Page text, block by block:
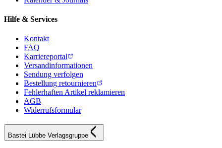
Hilfe & Services
Kontakt
FAQ
Karriereportal
Versandinformationen
Sendung verfolgen
Bestellung retournieren
Fehlerhaften Artikel reklamieren
AGB
Widerrufsformular
Bastei Lübbe Verlagsgruppe